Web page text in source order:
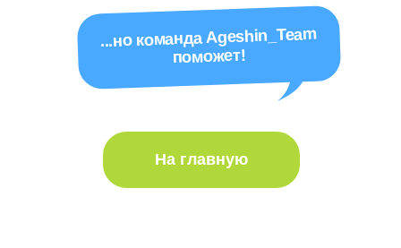
На главную